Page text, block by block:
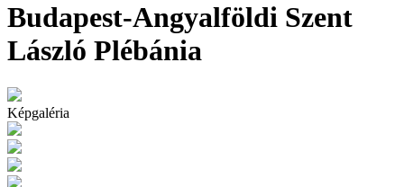
Budapest-Angyalföldi Szent
László Plébánia
Képgaléria